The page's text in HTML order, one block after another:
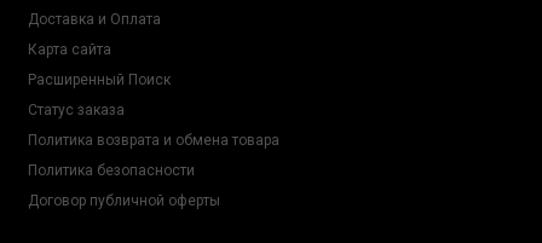
Доставка и Оплата
Карта сайта
Расширенный Поиск
Статус заказа
Политика возврата и обмена товара
Политика безопасности
Договор публичной оферты